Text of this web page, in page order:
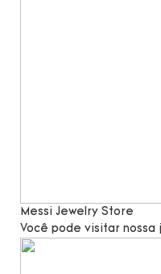
Messi Jewelry Store
Você pode visitar